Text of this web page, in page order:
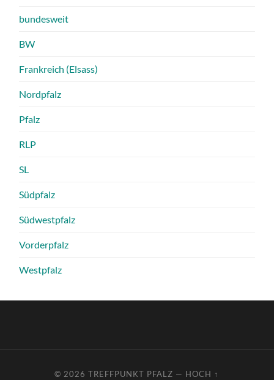
bundesweit
BW
Frankreich (Elsass)
Nordpfalz
Pfalz
RLP
SL
Südpfalz
Südwestpfalz
Vorderpfalz
Westpfalz
© 2026TREFFPUNKT PFALZ — HOCH ↑